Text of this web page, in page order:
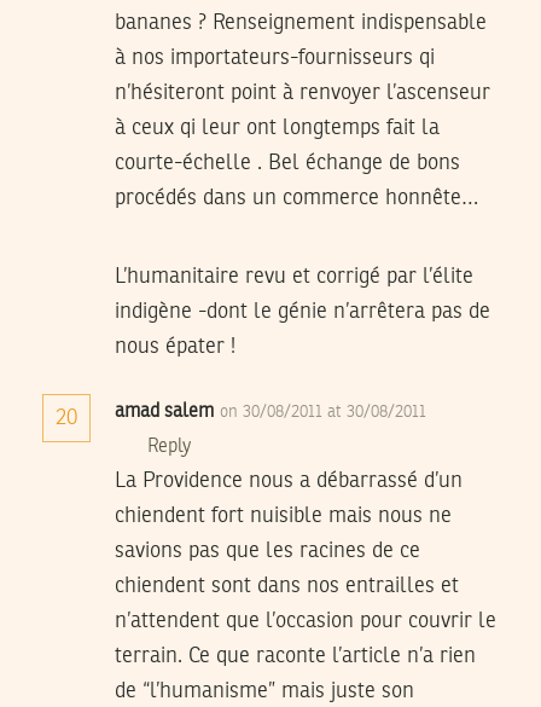
bananes ? Renseignement indispensable
à nos importateurs-fournisseurs qi
n’hésiteront point à renvoyer l’ascenseur
à ceux qi leur ont longtemps fait la
courte-échelle . Bel échange de bons
procédés dans un commerce honnête…
L’humanitaire revu et corrigé par l’élite
indigène -dont le génie n’arrêtera pas de
nous épater !
20 amad salem on 30/08/2011 at 30/08/2011
Reply
La Providence nous a débarrassé d’un
chiendent fort nuisible mais nous ne
savions pas que les racines de ce
chiendent sont dans nos entrailles et
n’attendent que l’occasion pour couvrir le
terrain. Ce que raconte l’article n’a rien
de “l’humanisme” mais juste son